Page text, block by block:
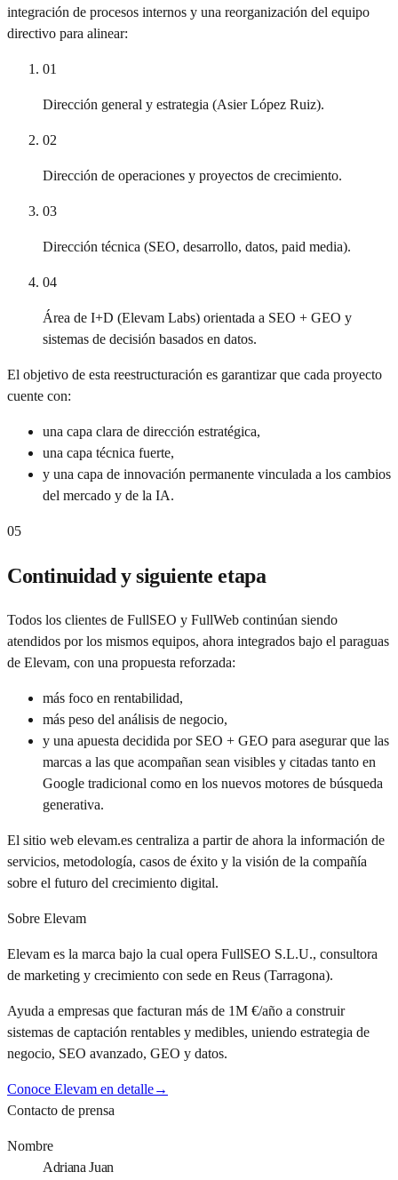
integración de procesos internos y una reorganización del equipo
directivo para alinear:
01
Dirección general y estrategia (Asier López Ruiz).
02
Dirección de operaciones y proyectos de crecimiento.
03
Dirección técnica (SEO, desarrollo, datos, paid media).
04
Área de I+D (Elevam Labs) orientada a SEO + GEO y
sistemas de decisión basados en datos.
El objetivo de esta reestructuración es garantizar que cada proyecto
cuente con:
una capa clara de dirección estratégica,
una capa técnica fuerte,
y una capa de innovación permanente vinculada a los cambios
del mercado y de la IA.
05
Continuidad y siguiente etapa
Todos los clientes de FullSEO y FullWeb continúan siendo
atendidos por los mismos equipos, ahora integrados bajo el paraguas
de Elevam, con una propuesta reforzada:
más foco en rentabilidad,
más peso del análisis de negocio,
y una apuesta decidida por SEO + GEO para asegurar que las
marcas a las que acompañan sean visibles y citadas tanto en
Google tradicional como en los nuevos motores de búsqueda
generativa.
El sitio web elevam.es centraliza a partir de ahora la información de
servicios, metodología, casos de éxito y la visión de la compañía
sobre el futuro del crecimiento digital.
Sobre Elevam
Elevam es la marca bajo la cual opera FullSEO S.L.U., consultora
de marketing y crecimiento con sede en Reus (Tarragona).
Ayuda a empresas que facturan más de 1M €/año a construir
sistemas de captación rentables y medibles, uniendo estrategia de
negocio, SEO avanzado, GEO y datos.
Conoce Elevam en detalle→
Contacto de prensa
Nombre
Adriana Juan